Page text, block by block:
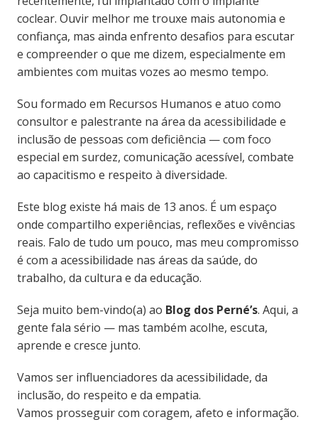
coclear. Ouvir melhor me trouxe mais autonomia e
confiança, mas ainda enfrento desafios para escutar
e compreender o que me dizem, especialmente em
ambientes com muitas vozes ao mesmo tempo.
Sou formado em Recursos Humanos e atuo como
consultor e palestrante na área da acessibilidade e
inclusão de pessoas com deficiência — com foco
especial em surdez, comunicação acessível, combate
ao capacitismo e respeito à diversidade.
Este blog existe há mais de 13 anos. É um espaço
onde compartilho experiências, reflexões e vivências
reais. Falo de tudo um pouco, mas meu compromisso
é com a acessibilidade nas áreas da saúde, do
trabalho, da cultura e da educação.
Seja muito bem-vindo(a) ao Blog dos Perné’s. Aqui, a
gente fala sério — mas também acolhe, escuta,
aprende e cresce junto.
Vamos ser influenciadores da acessibilidade, da
inclusão, do respeito e da empatia.
Vamos prosseguir com coragem, afeto e informação.